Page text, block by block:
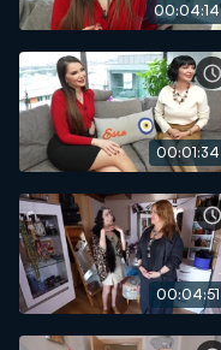
00:04:14
00:01:34
00:04:51